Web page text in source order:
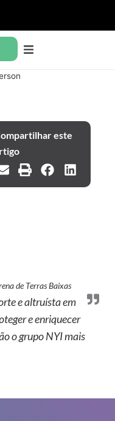
este
de Terras Baixas
e altruísta em
e enriquecer
o grupo NYI mais